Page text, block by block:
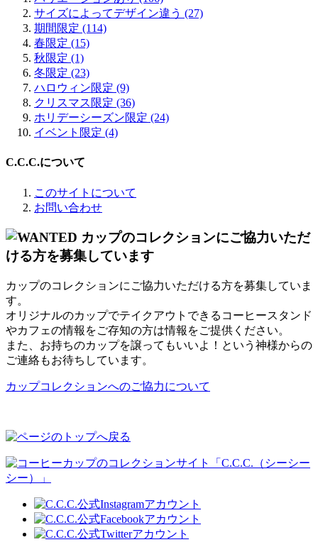
サイズによってデザイン違う (27)
期間限定 (114)
春限定 (15)
秋限定 (1)
冬限定 (23)
ハロウィン限定 (9)
クリスマス限定 (36)
ホリデーシーズン限定 (24)
イベント限定 (4)
C.C.C.について
このサイトについて
お問い合わせ
カップのコレクションにご協力いただける方を募集していま
す。
オリジナルのカップでテイクアウトできるコーヒースタンド
やカフェの情報をご存知の方は情報をご提供ください。
また、お持ちのカップを譲ってもいいよ！という神様からの
ご連絡もお待ちしています。
カップコレクションへのご協力について